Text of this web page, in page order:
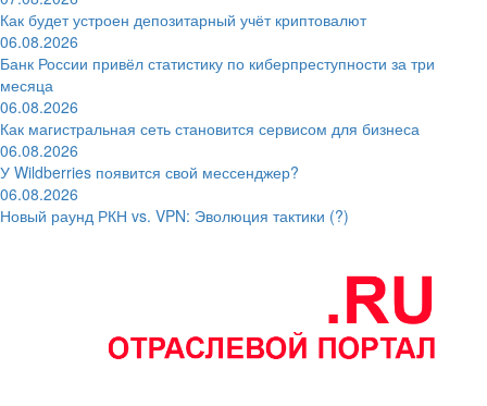
Как будет устроен депозитарный учёт криптовалют
06.08.2026
Банк России привёл статистику по киберпреступности за три
месяца
06.08.2026
Как магистральная сеть становится сервисом для бизнеса
06.08.2026
У Wildberries появится свой мессенджер?
06.08.2026
Новый раунд РКН vs. VPN: Эволюция тактики (?)